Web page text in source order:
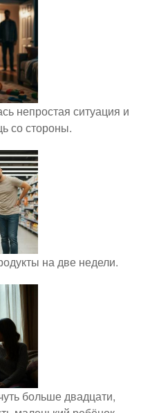
непростая ситуация и
со стороны.
на две недели.
больше двадцати,